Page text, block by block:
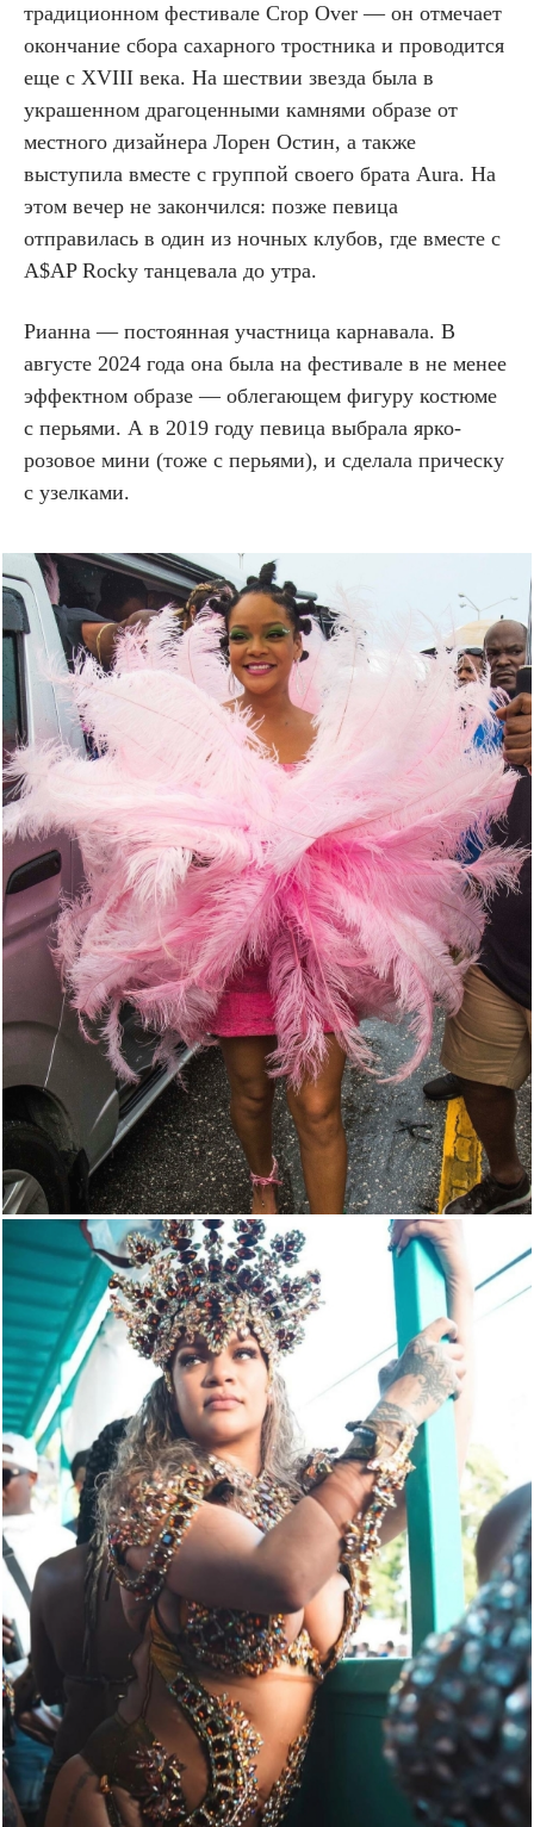
традиционном фестивале Crop Over — он отмечает
окончание сбора сахарного тростника и проводится
еще с XVIII века. На шествии звезда была в
украшенном драгоценными камнями образе от
местного дизайнера Лорен Остин, а также
выступила вместе с группой своего брата Aura. На
этом вечер не закончился: позже певица
отправилась в один из ночных клубов, где вместе с
A$AP Rocky танцевала до утра.
Рианна — постоянная участница карнавала. В
августе 2024 года она была на фестивале в не менее
эффектном образе — облегающем фигуру костюме
с перьями. А в 2019 году певица выбрала ярко-
розовое мини (тоже с перьями), и сделала прическу
с узелками.